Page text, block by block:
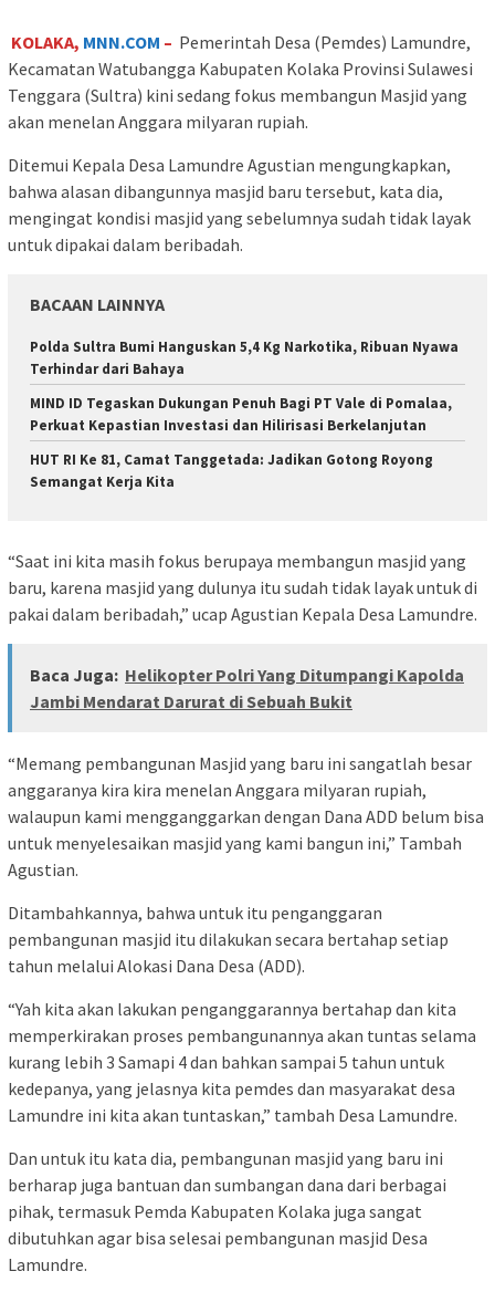
KOLAKA, MNN.COM – Pemerintah Desa (Pemdes) Lamundre,
Kecamatan Watubangga Kabupaten Kolaka Provinsi Sulawesi
Tenggara (Sultra) kini sedang fokus membangun Masjid yang
akan menelan Anggara milyaran rupiah.
Ditemui Kepala Desa Lamundre Agustian mengungkapkan,
bahwa alasan dibangunnya masjid baru tersebut, kata dia,
mengingat kondisi masjid yang sebelumnya sudah tidak layak
untuk dipakai dalam beribadah.
BACAAN LAINNYA
Polda Sultra Bumi Hanguskan 5,4 Kg Narkotika, Ribuan Nyawa
Terhindar dari Bahaya
MIND ID Tegaskan Dukungan Penuh Bagi PT Vale di Pomalaa,
Perkuat Kepastian Investasi dan Hilirisasi Berkelanjutan
HUT RI Ke 81, Camat Tanggetada: Jadikan Gotong Royong
Semangat Kerja Kita
“Saat ini kita masih fokus berupaya membangun masjid yang
baru, karena masjid yang dulunya itu sudah tidak layak untuk di
pakai dalam beribadah,” ucap Agustian Kepala Desa Lamundre.
Baca Juga: Helikopter Polri Yang Ditumpangi Kapolda
Jambi Mendarat Darurat di Sebuah Bukit
“Memang pembangunan Masjid yang baru ini sangatlah besar
anggaranya kira kira menelan Anggara milyaran rupiah,
walaupun kami mengganggarkan dengan Dana ADD belum bisa
untuk menyelesaikan masjid yang kami bangun ini,” Tambah
Agustian.
Ditambahkannya, bahwa untuk itu penganggaran
pembangunan masjid itu dilakukan secara bertahap setiap
tahun melalui Alokasi Dana Desa (ADD).
“Yah kita akan lakukan penganggarannya bertahap dan kita
memperkirakan proses pembangunannya akan tuntas selama
kurang lebih 3 Samapi 4 dan bahkan sampai 5 tahun untuk
kedepanya, yang jelasnya kita pemdes dan masyarakat desa
Lamundre ini kita akan tuntaskan,” tambah Desa Lamundre.
Dan untuk itu kata dia, pembangunan masjid yang baru ini
berharap juga bantuan dan sumbangan dana dari berbagai
pihak, termasuk Pemda Kabupaten Kolaka juga sangat
dibutuhkan agar bisa selesai pembangunan masjid Desa
Lamundre.